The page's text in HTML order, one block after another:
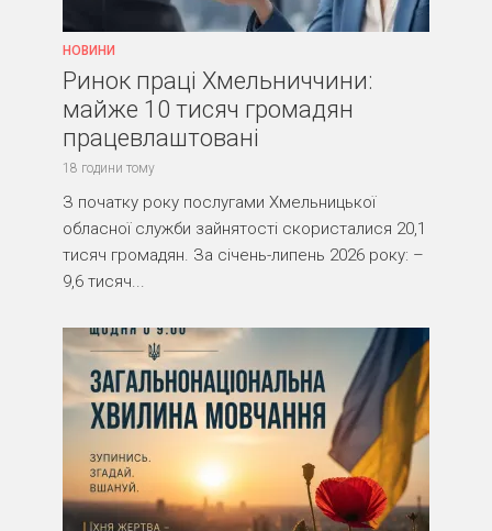
НОВИНИ
Ринок праці Хмельниччини:
майже 10 тисяч громадян
працевлаштовані
18 години тому
З початку року послугами Хмельницької
обласної служби зайнятості скористалися 20,1
тисяч громадян. За січень-липень 2026 року: –
9,6 тисяч...